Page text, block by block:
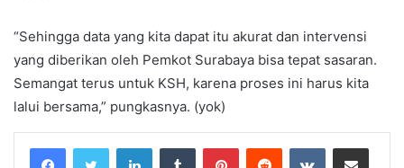
“Sehingga data yang kita dapat itu akurat dan intervensi
yang diberikan oleh Pemkot Surabaya bisa tepat sasaran.
Semangat terus untuk KSH, karena proses ini harus kita
lalui bersama,” pungkasnya. (yok)
LinkedInTumblr PinterestReddit VKontakteShare via Email